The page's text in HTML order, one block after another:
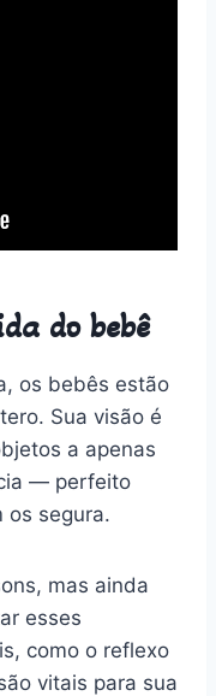
do bebê
os bebês estão
Sua visão é
a apenas
— perfeito
os segura.
mas ainda
esses
como o reflexo
vitais para sua